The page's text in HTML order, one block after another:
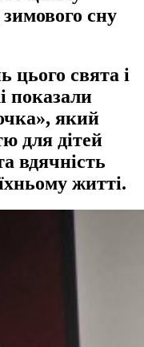
сну
цього свята і
показали
який
для дітей
вдячність
житті.